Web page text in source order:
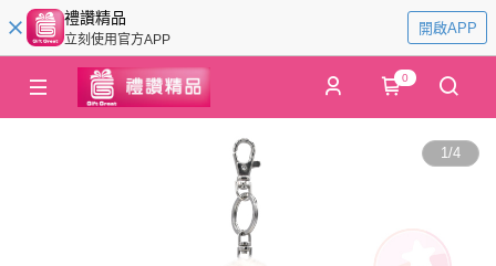
禮讚精品
立刻使用官方APP
開啟APP
0
1/4